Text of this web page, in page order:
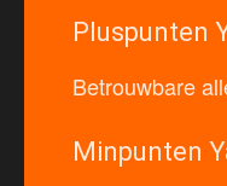
Pluspunten
Betrouwbare
Minpunten